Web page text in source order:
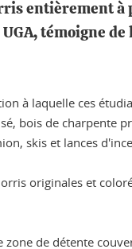
entièrement
témoigne
à laquelle ces
bois de
skis et lances
originales et
de détente